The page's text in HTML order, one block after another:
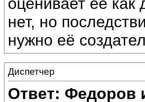
оценивает её как
нет, но
нужно её
Диспетчер
Ответ: Федоров